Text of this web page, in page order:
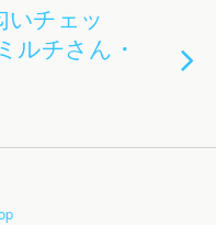
チェッ
ルチさん・